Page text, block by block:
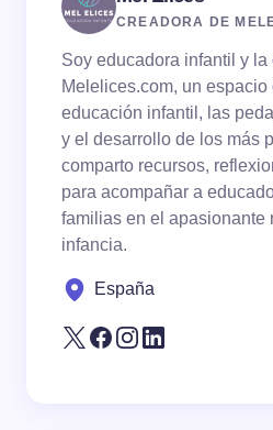
Your Comment *
Save my name and email
CREADORA DE
Soy educadora infantil y la
Melelices.com, un
educación infantil, las
y el desarrollo de los más
comparto recursos,
para acompañar a
familias en el apasionante
infancia.
España